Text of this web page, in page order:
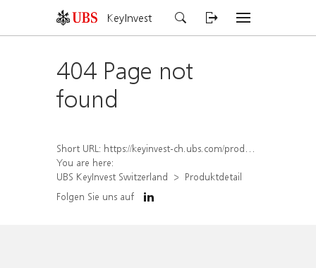
KeyInvest
404 Page not
found
Short URL: https://keyinvest-ch.ubs.com/produkt/detail/index/isin/CH1562164397
You are here:
UBS KeyInvest Switzerland
Produktdetail
Folgen Sie uns auf